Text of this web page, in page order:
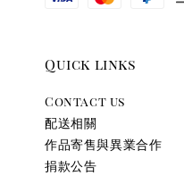
Quick links
Contact us
配送相關
作品寄售與異業合作
捐款公告